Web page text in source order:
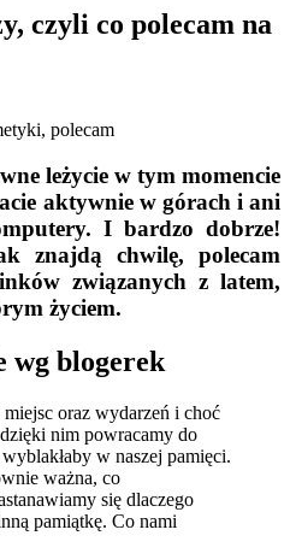
czyli co polecam na
leżycie w tym momencie
aktywnie w górach i ani
I bardzo dobrze!
znajdą chwilę, polecam
związanych z latem,
życiem.
wg blogerek
oraz wydarzeń i choć
nim powracamy do
w naszej pamięci.
ważna, co
się dlaczego
pamiątkę. Co nami